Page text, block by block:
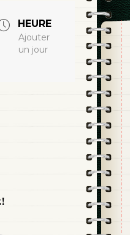
HEURE
Ajouter
un jour